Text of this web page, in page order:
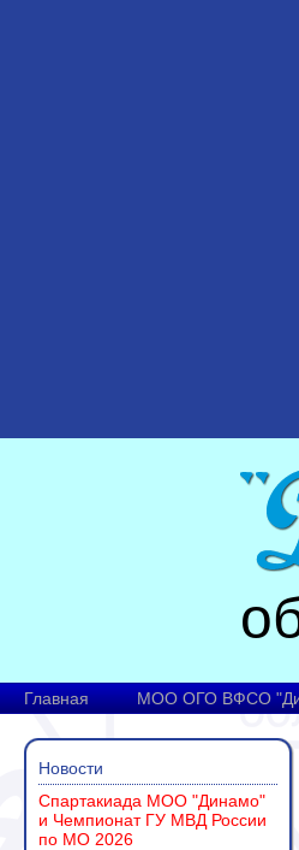
Главная МОО ОГО ВФСО
Новости
Спартакиада МОО "Динамо"
и Чемпионат ГУ МВД России
по МО 2026